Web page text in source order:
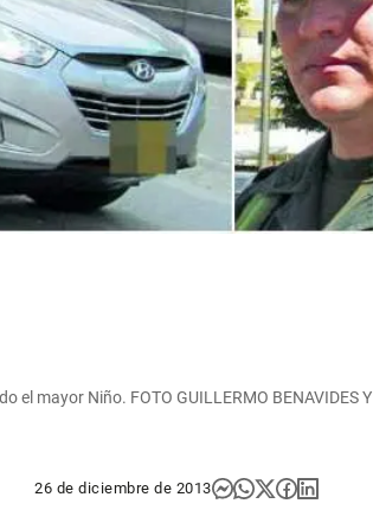
el mayor Niño. FOTO GUILLERMO BENAVIDES Y
26 de diciembre de 2013